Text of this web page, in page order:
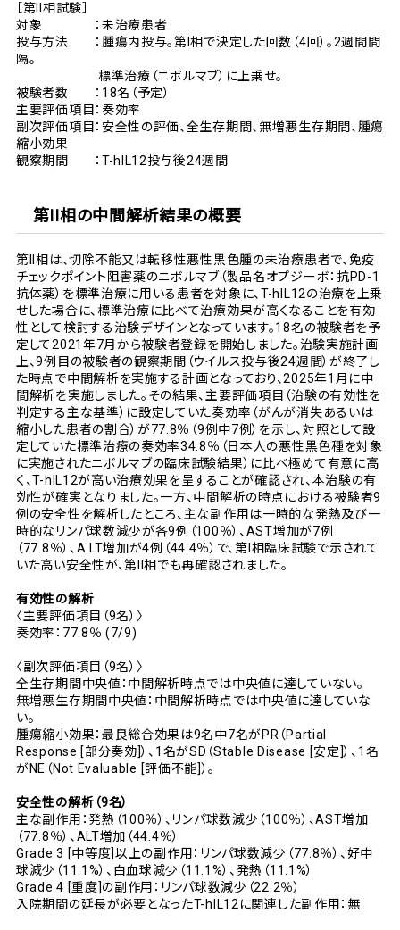
［第II相試験］
対象 ：未治療患者
投与方法 ：腫瘍内投与。第I相で決定した回数（4回）。2週間間
隔。
標準治療（ニボルマブ）に上乗せ。
被験者数 ：18名（予定）
主要評価項目：奏効率
副次評価項目：安全性の評価、全生存期間、無増悪生存期間、腫瘍
縮小効果
観察期間 ：T-hIL12投与後24週間
第II相の中間解析結果の概要
第II相は、切除不能又は転移性悪性黒色腫の未治療患者で、免疫
チェックポイント阻害薬のニボルマブ（製品名オプジーボ：抗PD-1
抗体薬）を標準治療に用いる患者を対象に、T-hIL12の治療を上乗
せした場合に、標準治療に比べて治療効果が高くなることを有効
性として検討する治験デザインとなっています。18名の被験者を予
定して2021年7月から被験者登録を開始しました。治験実施計画
上、9例目の被験者の観察期間（ウイルス投与後24週間）が終了し
た時点で中間解析を実施する計画となっており、2025年1月に中
間解析を実施しました。その結果、主要評価項目（治験の有効性を
判定する主な基準）に設定していた奏効率（がんが消失あるいは
縮小した患者の割合）が77.8％（9例中7例）を示し、対照として設
定していた標準治療の奏効率34.8％（日本人の悪性黒色種を対象
に実施されたニボルマブの臨床試験結果）に比べ極めて有意に高
く、T-hIL12が高い治療効果を呈することが確認され、本治験の有
効性が確実となりました。一方、中間解析の時点における被験者9
例の安全性を解析したところ、主な副作用は一時的な発熱及び一
時的なリンパ球数減少が各9例（100％）、AST増加が7例
（77.8％）、A LT増加が4例（44.4％）で、第I相臨床試験で示されて
いた高い安全性が、第II相でも再確認されました。
有効性の解析
〈主要評価項目（9名）〉
奏効率：77.8％ (7/9)
〈副次評価項目（9名）〉
全生存期間中央値：中間解析時点では中央値に達していない。
無増悪生存期間中央値：中間解析時点では中央値に達していな
い。
腫瘍縮小効果：最良総合効果は9名中7名がPR（Partial
Response [部分奏効]）、1名がSD（Stable Disease [安定]）、1名
がNE（Not Evaluable [評価不能]）。
安全性の解析（9名）
主な副作用：発熱（100％）、リンパ球数減少（100％）、AST増加
（77.8％）、ALT増加（44.4％）
Grade 3 [中等度]以上の副作用：リンパ球数減少（77.8％）、好中
球減少（11.1%）、白血球減少（11.1%）、発熱（11.1%）
Grade 4 [重度]の副作用：リンパ球数減少（22.2％）
入院期間の延長が必要となったT-hIL12に関連した副作用：無